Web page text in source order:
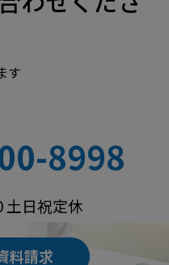
す
8998
土日祝定休
料請求